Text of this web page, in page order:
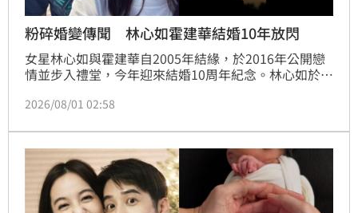
粉碎婚變傳聞 林心如霍建華結婚10年放閃
女星林心如與霍建華自2005年結緣，於2016年公開戀
情並步入禮堂，今年迎來結婚10周年紀念。林心如於社
藝人好友留言祝福，展現兩人深厚情誼。儘管外界頻傳
戲劇作品宣傳，兩人各自在演藝事業中表現亮眼。回顧
當年求婚過程，林心如曾分享趣事，顯示兩人生活充滿
驚喜。此次透過社群放閃，不僅破除外界流言蜚語，更
讓粉絲見證兩人攜手走過十年的穩定幸福，這對演藝圈
模範夫妻的互動，始終備受外界高度關注。
2026/08/01 02:58